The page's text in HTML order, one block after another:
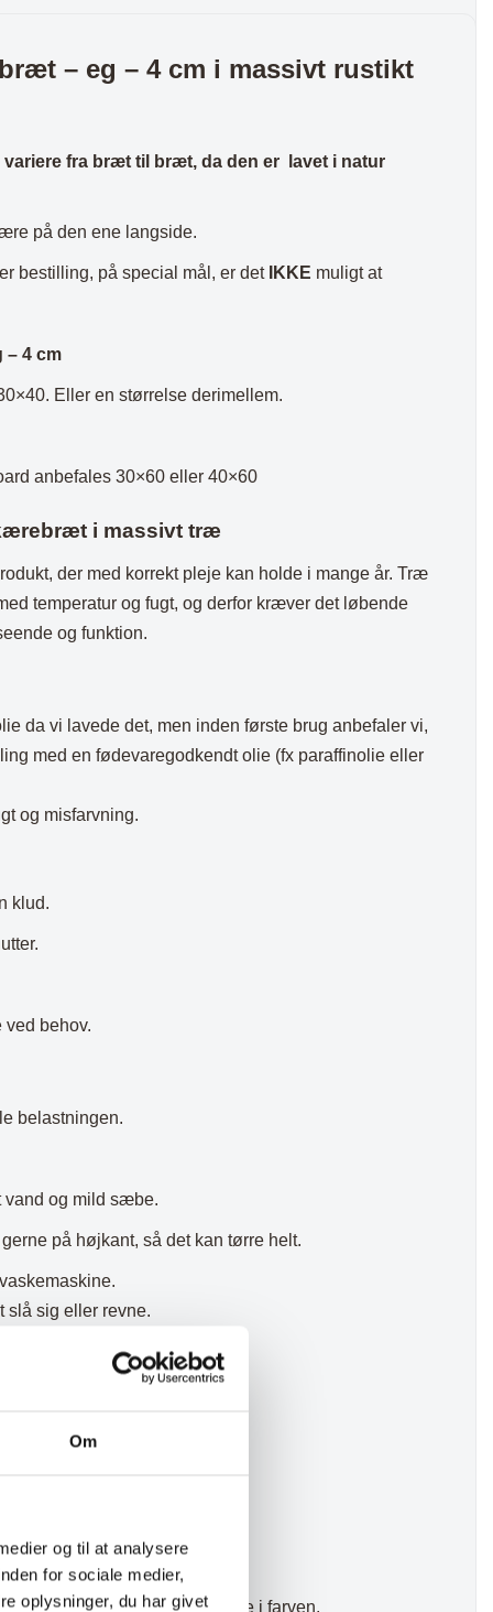
Om
og til at analysere
for sociale medier,
oplysninger, du har givet
– eg – 4 cm i massivt rustikt
fra bræt til bræt, da den er lavet i natur
på den ene langside.
bestilling, på special mål, er det IKKE muligt at
– 4 cm
Eller en størrelse derimellem.
anbefales 30×60 eller 40×60
i massivt træ
der med korrekt pleje kan holde i mange år. Træ
temperatur og fugt, og derfor kræver det løbende
og funktion.
da vi lavede det, men inden første brug anbefaler vi,
med en fødevaregodkendt olie (fx paraffinolie eller
og misfarvning.
klud.
behov.
belastningen.
vand og mild sæbe.
på højkant, så det kan tørre helt.
slå sig eller revne.
overfladen føles ru eller lysere i farven.